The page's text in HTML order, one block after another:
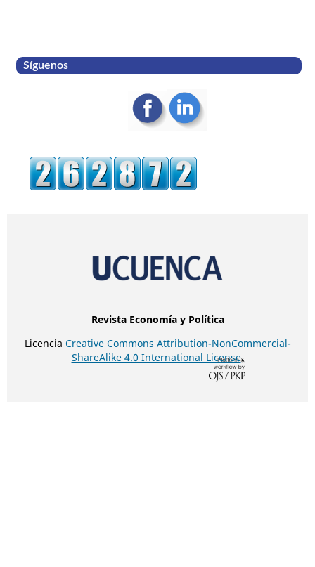
Síguenos
Revista Economía y Política
Licencia Creative Commons Attribution-NonCommercial-
ShareAlike 4.0 International License.